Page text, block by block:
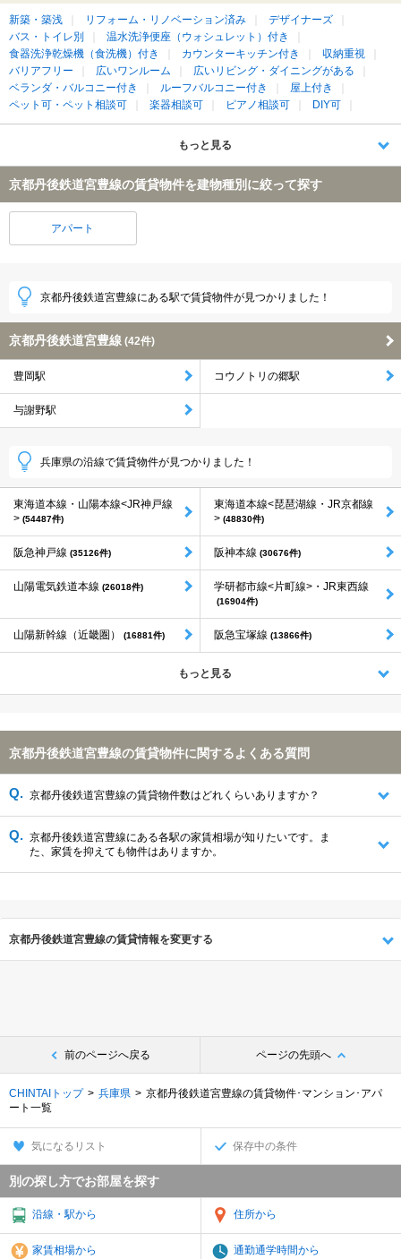
新築・築浅 リフォーム・リノベーション済み
デザイナーズ
バス・トイレ別
温水洗浄便座（ウォシュレット）付き
食器洗浄乾燥機（食洗機）付き
カウンターキッチン付き
収納重視
バリアフリー
広いワンルーム
広いリビング・ダイニングがある
ベランダ・バルコニー付き
ルーフバルコニー付き
屋上付き
ペット可・ペット相談可
楽器相談可 ピアノ相談可 DIY可
もっと見る
京都丹後鉄道宮豊線の賃貸物件を建物種別に絞って探す
アパート
京都丹後鉄道宮豊線にある駅で賃貸物件が見つかりました！
京都丹後鉄道宮豊線 (42件)
豊岡駅 コウノトリの郷駅
与謝野駅
兵庫県の沿線で賃貸物件が見つかりました！
東海道本線・山陽本線<JR神戸線
> (54487件)
東海道本線<琵琶湖線・JR京都線
> (48830件)
阪急神戸線 (35126件) 阪神本線 (30676件)
山陽電気鉄道本線 (26018件) 学研都市線<片町線>・JR東西線
(16904件)
山陽新幹線（近畿圏） (16881件) 阪急宝塚線 (13866件)
もっと見る
京都丹後鉄道宮豊線の賃貸物件に関するよくある質問
京都丹後鉄道宮豊線の賃貸物件数はどれくらいありますか？
京都丹後鉄道宮豊線にある各駅の家賃相場が知りたいです。ま
た、家賃を抑えても物件はありますか。
京都丹後鉄道宮豊線の賃貸情報を変更する
前のページへ戻る ページの先頭へ
CHINTAIトップ 兵庫県
京都丹後鉄道宮豊線の賃貸物件･マンション･アパ
ート一覧
気になるリスト 保存中の条件
別の探し方でお部屋を探す
沿線・駅から 住所から
家賃相場から 通勤通学時間から